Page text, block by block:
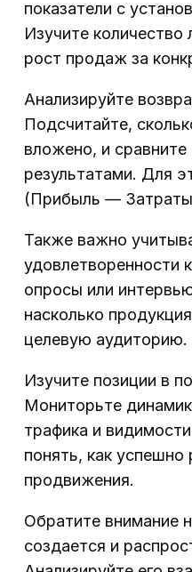
показатели с
Изучите количество
рост продаж за
Анализируйте
Подсчитайте,
вложено, и
результатами. Для
(Прибыль —
Также важно
удовлетворенности
опросы или
насколько
целевую аудиторию.
Изучите позиции в
Мониторьте
трафика и
понять, как успешно
продвижения.
Обратите внимание
создается и